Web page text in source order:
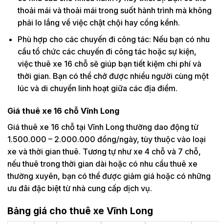
thoải mái và thoải mái trong suốt hành trình mà không
phải lo lắng về việc chật chội hay cồng kềnh.
Phù hợp cho các chuyến đi công tác: Nếu bạn có nhu
cầu tổ chức các chuyến đi công tác hoặc sự kiện,
việc thuê xe 16 chỗ sẽ giúp bạn tiết kiệm chi phí và
thời gian. Bạn có thể chở được nhiều người cùng một
lúc và di chuyển linh hoạt giữa các địa điểm.
Giá thuê xe 16 chỗ Vĩnh Long
Giá thuê xe 16 chỗ tại Vĩnh Long thường dao động từ
1.500.000 – 2.000.000 đồng/ngày, tùy thuộc vào loại
xe và thời gian thuê. Tương tự như xe 4 chỗ và 7 chỗ,
nếu thuê trong thời gian dài hoặc có nhu cầu thuê xe
thường xuyên, bạn có thể được giảm giá hoặc có những
ưu đãi đặc biệt từ nhà cung cấp dịch vụ.
Bảng giá cho thuê xe Vĩnh Long